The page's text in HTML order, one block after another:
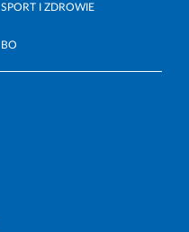
SPORT I ZDROWIE
BO